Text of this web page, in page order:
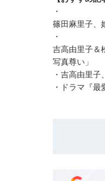
・
篠田麻里子、
・
吉高由里子＆
写真尊い」
・ 吉高由里子
・
ドラマ『最